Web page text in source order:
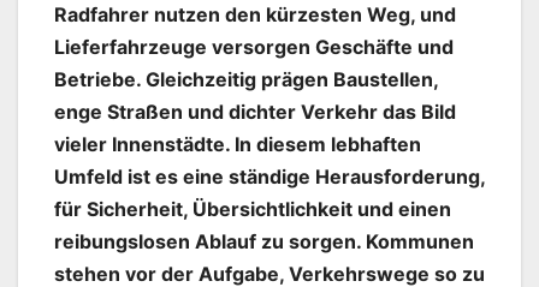
Radfahrer nutzen den kürzesten Weg, und
Lieferfahrzeuge versorgen Geschäfte und
Betriebe. Gleichzeitig prägen Baustellen,
enge Straßen und dichter Verkehr das Bild
vieler Innenstädte. In diesem lebhaften
Umfeld ist es eine ständige Herausforderung,
für Sicherheit, Übersichtlichkeit und einen
reibungslosen Ablauf zu sorgen. Kommunen
stehen vor der Aufgabe, Verkehrswege so zu